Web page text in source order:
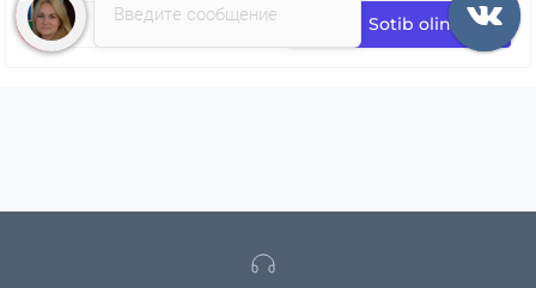
Sotib oling
Введите сообщение